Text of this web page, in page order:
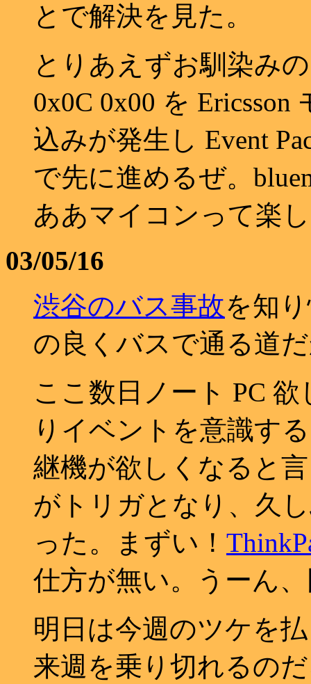
とで解決を見た。
とりあえずお馴染みの
0x0C 0x00 を
込みが発生し Event
で先に進めるぜ。
ああマイコンって楽
03/05/16
渋谷のバス事故を知
の良くバスで通る道
ここ数日ノート PC
りイベントを意識す
継機が欲しくなると
がトリガとなり、久
った。まずい！
仕方が無い。うーん
明日は今週のツケを
来週を乗り切れるの